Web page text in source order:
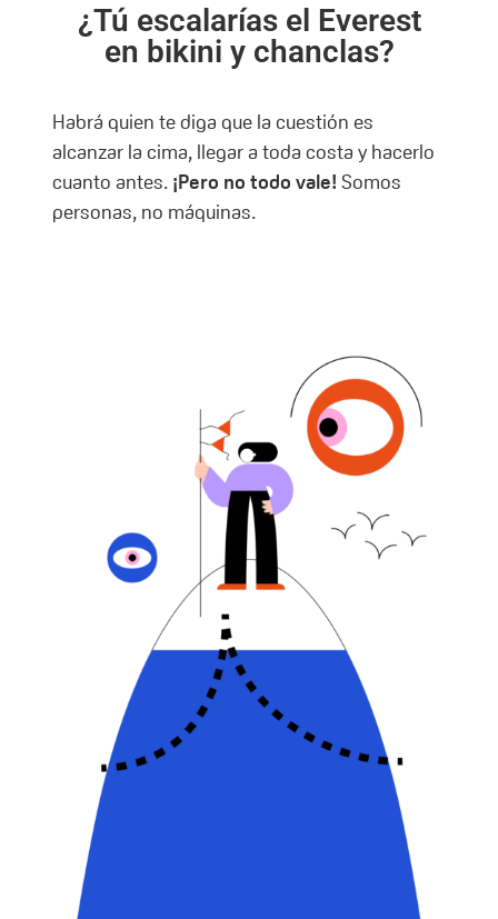
¿Tú escalarías el Everest
en bikini y chanclas?
Habrá quien te diga que la cuestión es
alcanzar la cima, llegar a toda costa y hacerlo
cuanto antes. ¡Pero no todo vale! Somos
personas, no máquinas.